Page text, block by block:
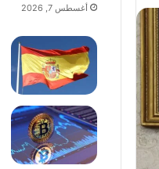
أغسطس 7, 2026